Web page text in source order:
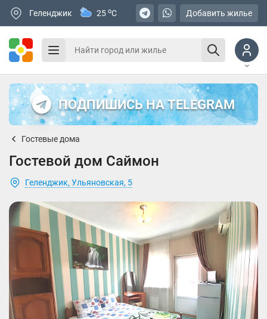
Геленджик 25 oC Добавить жилье
ПОДПИШИСЬ НА TELEGRAM
Гостевые дома
Гостевой дом Саймон
Геленджик, Ульяновская, 5